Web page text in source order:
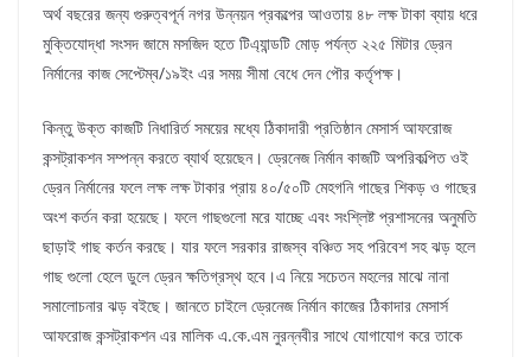
অর্থ বছরের জন্য গুরুত্বপূর্ন নগর উন্নয়ন প্রকল্পের আওতায় ৪৮ লক্ষ টাকা ব্যায় ধরে
মুক্তিযোদ্ধা সংসদ জামে মসজিদ হতে টিএ্যান্ডটি মোড় পর্যন্ত ২২৫ মিটার ড্রেন
নির্মানের কাজ সেপ্টেম্ব/১৯ইং এর সময় সীমা বেধে দেন পৌর কর্তৃপক্ষ।
কিন্তু উক্ত কাজটি নিধারির্ত সময়ের মধ্যে ঠিকাদারী প্রতিষ্ঠান মেসার্স আফরোজ
কন্সট্রাকশন সম্পন্ন করতে ব্যার্থ হয়েছেন। ড্রেনেজ নির্মান কাজটি অপরিকল্পিত ওই
ড্রেন নির্মানের ফলে লক্ষ লক্ষ টাকার প্রায় ৪০/৫০টি মেহগনি গাছের শিকড় ও গাছের
অংশ কর্তন করা হয়েছে। ফলে গাছগুলো মরে যাচ্ছে এবং সংশ্লিষ্ট প্রশাসনের অনুমতি
ছাড়াই গাছ কর্তন করছে। যার ফলে সরকার রাজস্ব বঞ্চিত সহ পরিবেশ সহ ঝড় হলে
গাছ গুলো হেলে ডুলে ড্রেন ক্ষতিগ্রস্থ হবে।এ নিয়ে সচেতন মহলের মাঝে নানা
সমালোচনার ঝড় বইছে। জানতে চাইলে ড্রেনেজ নির্মান কাজের ঠিকাদার মেসার্স
আফরোজ কন্সট্রাকশন এর মালিক এ.কে.এম নুরন্নবীর সাথে যোগাযোগ করে তাকে